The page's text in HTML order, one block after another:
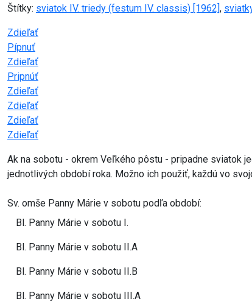
Štítky: sviatok IV. triedy (festum IV. classis) [1962],
Zdieľať
Pípnuť
Zdieľať
Pripnúť
Zdieľať
Zdieľať
Zdieľať
Zdieľať
Ak na sobotu - okrem Veľkého pôstu - pripadne sviatok
jednotlivých období roka. Možno ich použiť, každú vo
Sv. omše Panny Márie v sobotu podľa období:
Bl. Panny Márie v sobotu I.
Bl. Panny Márie v sobotu II.A
Bl. Panny Márie v sobotu II.B
Bl. Panny Márie v sobotu III.A